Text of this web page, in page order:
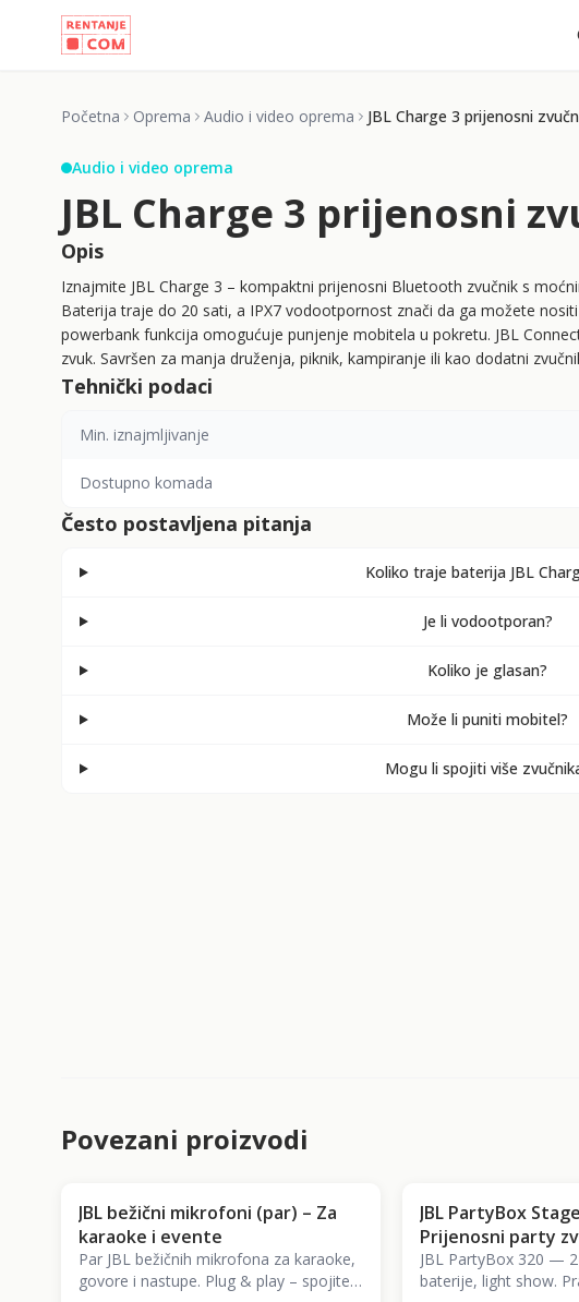
Početna Oprema Audio i video oprema JBL Charge 3 prijenosni
Audio i video oprema
JBL Charge 3 prijenosni
Opis
Iznajmite JBL Charge 3 – kompaktni prijenosni Bluetooth zvučnik s
Baterija traje do 20 sati, a IPX7 vodootpornost znači da ga možete
powerbank funkcija omogućuje punjenje mobitela u pokretu. JBL
zvuk. Savršen za manja druženja, piknik, kampiranje ili kao dodatni
Tehnički podaci
Min. iznajmljivanje
Dostupno komada
Često postavljena pitanja
Koliko traje baterija JBL
Je li vodootporan?
Koliko je glasan?
Može li puniti mobitel?
Mogu li spojiti više
Povezani proizvodi
JBL bežični mikrofoni (par) – Za
karaoke i evente
Par JBL bežičnih mikrofona za karaoke,
govore i nastupe. Plug & play – spojite
JBL PartyBox
Prijenosni party
kotačima
JBL PartyBox 320 —
baterije, light show.